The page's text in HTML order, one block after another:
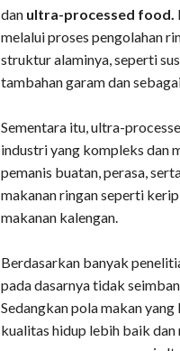
dan ultra-processed food.
melalui proses pengolahan
struktur alaminya, seperti
tambahan garam dan
Sementara itu, ultra-
industri yang kompleks dan
pemanis buatan, perasa,
makanan ringan seperti
makanan kalengan.
Berdasarkan banyak
pada dasarnya tidak
Sedangkan pola makan
kualitas hidup lebih baik